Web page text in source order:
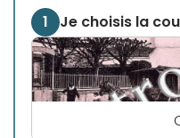
1 Je choisis la